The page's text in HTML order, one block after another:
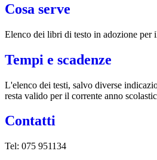
Cosa serve
Elenco dei libri di testo in adozione per
Tempi e scadenze
L'elenco dei testi, salvo diverse
resta valido per il corrente anno
Contatti
Tel: 075 951134